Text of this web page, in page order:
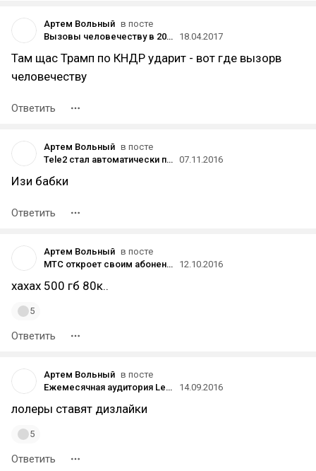
Артем Вольный в посте
Вызовы человечеству в 2017 году — мнения учёных
18.04.2017
Там щас Трамп по КНДР ударит - вот где вызорв
человечеству
Ответить
Артем Вольный в посте
Tele2 стал автоматически подключать абонентам 500 МБ дополнительного интернет-трафика за 50 рублей 07.11.2016
Изи бабки
Ответить
Артем Вольный в посте
МТС откроет своим абонентам бесплатный доступ к сервисам, которые взамен оплатят трафик пользователей
12.10.2016
хахах 500 гб 80к..
5
Ответить
Артем Вольный в посте
Ежемесячная аудитория League of Legends превысила 100 млн игроков в месяц
14.09.2016
лолеры ставят дизлайки
5
Ответить